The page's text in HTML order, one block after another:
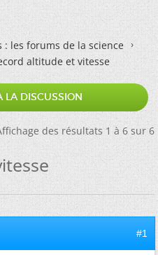
: les forums de la science
altitude et vitesse
LA DISCUSSION
des résultats 1 à 6 sur 6
#1